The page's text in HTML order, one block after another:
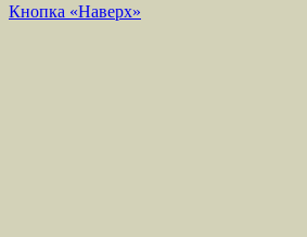
Кнопка «Наверх»